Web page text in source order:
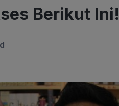
Berikut Ini!